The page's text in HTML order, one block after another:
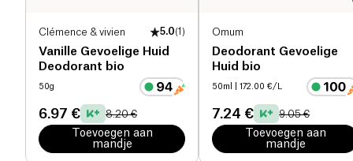
Clémence & vivien 5.0(1 )
Vanille Gevoelige Huid
Deodorant bio
50g
6.97 € 8.20 €
Toevoegen aan
mandje
Omum
Deodorant Gevoelige
Huid bio
50ml | 172.00 €/L
7.24 € 9.05 €
Toevoegen aan
mandje